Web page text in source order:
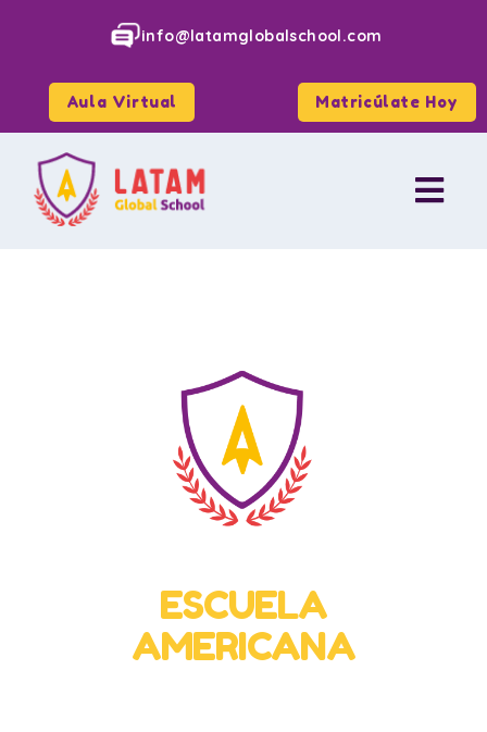
info@latamglobalschool.com
Aula Virtual Matricúlate Hoy
ESCUELA
AMERICANA